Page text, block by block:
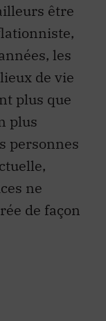
être
les
de vie
plus que
plus
personnes
ne
de façon